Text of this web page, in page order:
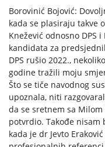
Borovinić Bojović:
kada se plasiraju takve
Knežević odnosno DPS
kandidata za
DPS rušio 2022.,
godine tražili moju
Što se tiče navodnog
upoznala, niti
da se sretnem sa
potvrdio. Takođe
kada je dr Jevto